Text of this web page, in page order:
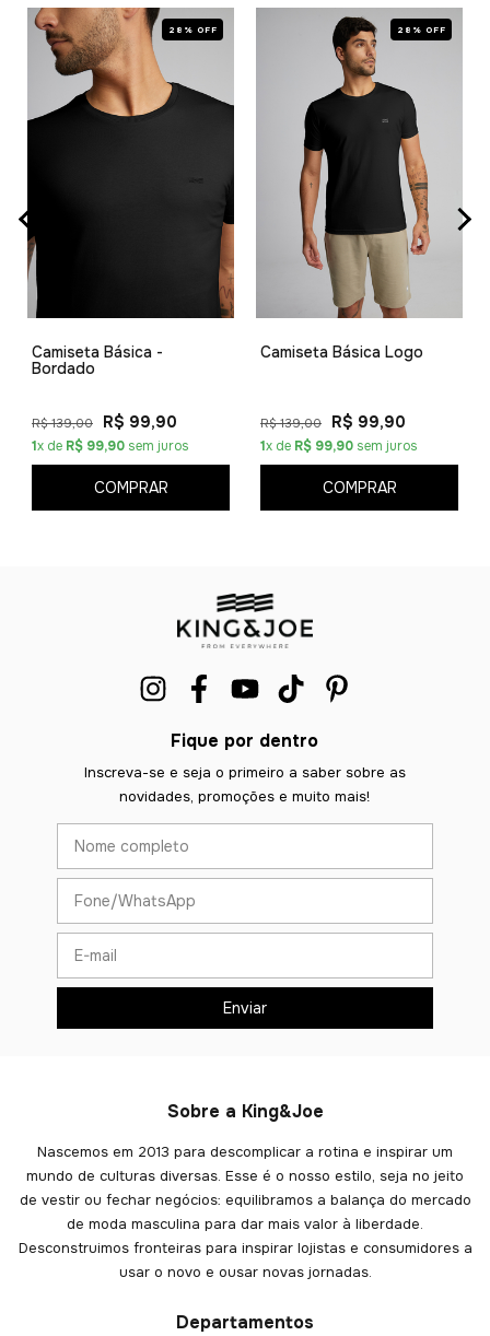
28% OFF
Camiseta Básica -
Bordado
R$ 139,00 R$ 99,90
1x de R$ 99,90 sem juros
COMPRAR
28% OFF
Camiseta Básica Logo
R$ 139,00 R$ 99,90
1x de R$ 99,90 sem juros
COMPRAR
Fique por dentro
Inscreva-se e seja o primeiro a saber sobre as
novidades, promoções e muito mais!
Sobre a King&Joe
Nascemos em 2013 para descomplicar a rotina e inspirar um
mundo de culturas diversas. Esse é o nosso estilo, seja no jeito
de vestir ou fechar negócios: equilibramos a balança do mercado
de moda masculina para dar mais valor à liberdade.
Desconstruimos fronteiras para inspirar lojistas e consumidores a
usar o novo e ousar novas jornadas.
Departamentos